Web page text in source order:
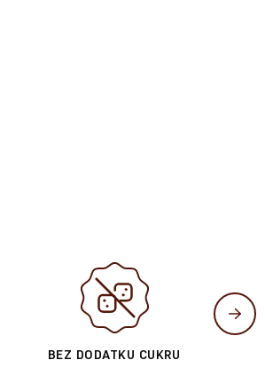
BEZ DODATKU CUKRU